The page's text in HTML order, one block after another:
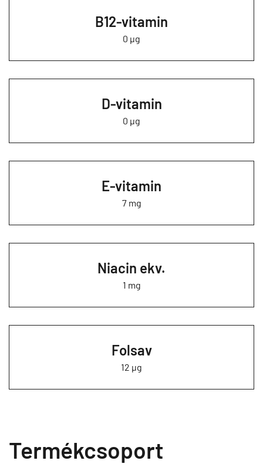
B12-vitamin
0 µg
D-vitamin
0 µg
E-vitamin
7 mg
Niacin ekv.
1 mg
Folsav
12 µg
Termékcsoport